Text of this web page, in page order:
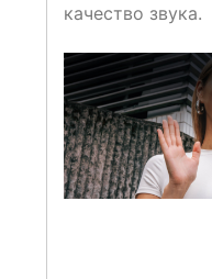
качество звука.